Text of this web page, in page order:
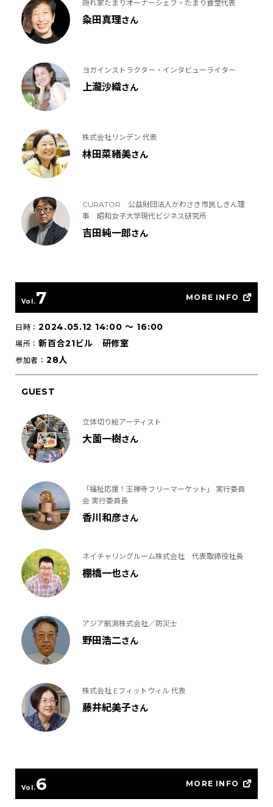
隠れ家たまりオーナーシェフ・たまり食堂代表
粂田真理さん
ヨガインストラクター・インタビューライター
上瀧沙織さん
株式会社リンデン 代表
林田菜緒美さん
CURATOR 公益財団法人かわさき市民しきん理
事 昭和女子大学現代ビジネス研究所
吉田純一郎さん
Vol.7 MORE INFO
日時：2024.05.12 14:00〜 16:00
場所：新百合21ビル 研修室
参加者： 28人
GUEST
立体切り絵アーティスト
大薗一樹さん
「福祉応援！王禅寺フリーマーケット」 実行委員
会 実行委員長
香川和彦さん
ネイチャリングルーム株式会社 代表取締役社長
棚橋一也さん
アジア航測株式会社／防災士
野田浩二さん
株式会社 Eフィットウィル 代表
藤井紀美子さん
Vol.6 MORE INFO